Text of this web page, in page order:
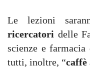
Le lezioni
ricercatori delle
scienze e
tutti, inoltre, “caffè